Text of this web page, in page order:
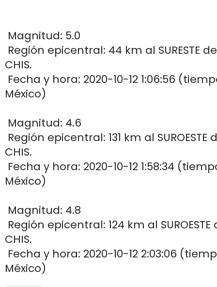
Magnitud: 5.0
Región epicentral: 44 km al SURESTE
CHIS.
Fecha y hora: 2020-10-12 1:06:56
México)
Magnitud: 4.6
Región epicentral: 131 km al SUROESTE
CHIS.
Fecha y hora: 2020-10-12 1:58:34
México)
Magnitud: 4.8
Región epicentral: 124 km al SUROESTE
CHIS.
Fecha y hora: 2020-10-12 2:03:06
México)